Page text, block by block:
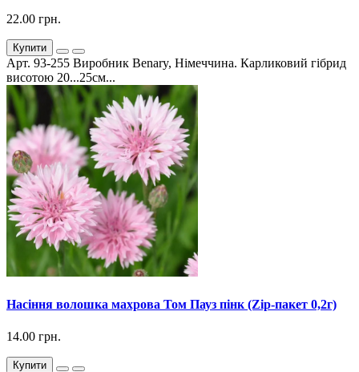
22.00 грн.
Купити
Арт. 93-255 Виробник Benary, Німеччина. Карликовий гібрид
висотою 20...25см...
Насіння волошка махрова Том Пауз пінк (Zip-пакет 0,2г)
14.00 грн.
Купити